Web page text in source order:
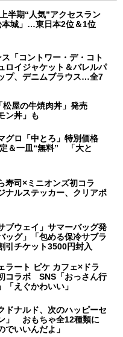
半期“人気”アクセスラン
城」…東日本2位＆1位
「コントワー・デ・コト
イジャケット＆バレルパ
プ、デニムブラウス…全7
松屋の牛焼肉丼」発売
ン丼」も
グロ「中とろ」特別価格
＆一皿“無料” 「大と
寿司×ミニオンズ初コラ
ルステッカー、クリアポ
ブウェイ」サマーバッグ発
グ」「包める保冷サブラ
チケット3500円封入
ラート ピケ カフェ×ドラ
コラボ SNS「おっさん行
えぐかわいい」
ドナルド、次のハッピーセ
」 おもちゃ全12種類に
でいいんだよ」